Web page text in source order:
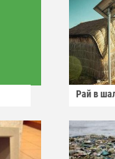
Рай в